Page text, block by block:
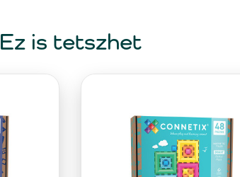
Ez is tetszhet